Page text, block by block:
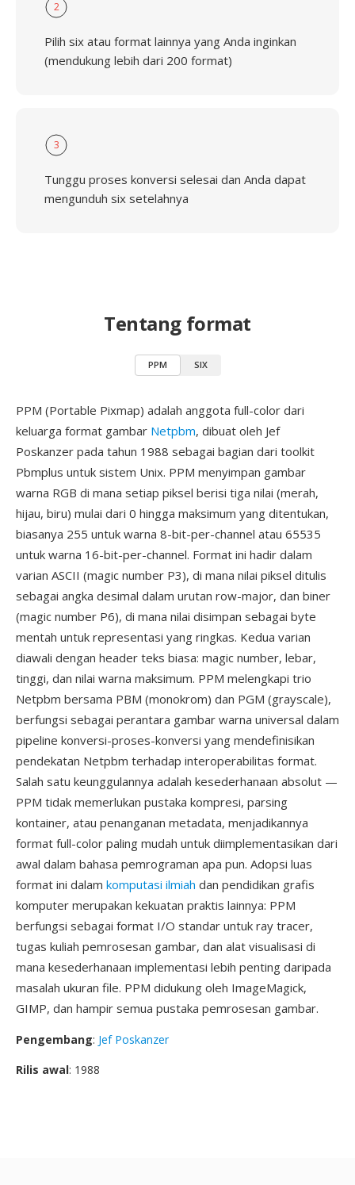
2
Pilih six atau format lainnya yang Anda inginkan
(mendukung lebih dari 200 format)
3
Tunggu proses konversi selesai dan Anda dapat
mengunduh six setelahnya
Tentang format
PPM SIX
PPM (Portable Pixmap) adalah anggota full-color dari
keluarga format gambar Netpbm, dibuat oleh Jef
Poskanzer pada tahun 1988 sebagai bagian dari toolkit
Pbmplus untuk sistem Unix. PPM menyimpan gambar
warna RGB di mana setiap piksel berisi tiga nilai (merah,
hijau, biru) mulai dari 0 hingga maksimum yang ditentukan,
biasanya 255 untuk warna 8-bit-per-channel atau 65535
untuk warna 16-bit-per-channel. Format ini hadir dalam
varian ASCII (magic number P3), di mana nilai piksel ditulis
sebagai angka desimal dalam urutan row-major, dan biner
(magic number P6), di mana nilai disimpan sebagai byte
mentah untuk representasi yang ringkas. Kedua varian
diawali dengan header teks biasa: magic number, lebar,
tinggi, dan nilai warna maksimum. PPM melengkapi trio
Netpbm bersama PBM (monokrom) dan PGM (grayscale),
berfungsi sebagai perantara gambar warna universal dalam
pipeline konversi-proses-konversi yang mendefinisikan
pendekatan Netpbm terhadap interoperabilitas format.
Salah satu keunggulannya adalah kesederhanaan absolut —
PPM tidak memerlukan pustaka kompresi, parsing
kontainer, atau penanganan metadata, menjadikannya
format full-color paling mudah untuk diimplementasikan dari
awal dalam bahasa pemrograman apa pun. Adopsi luas
format ini dalam komputasi ilmiah dan pendidikan grafis
komputer merupakan kekuatan praktis lainnya: PPM
berfungsi sebagai format I/O standar untuk ray tracer,
tugas kuliah pemrosesan gambar, dan alat visualisasi di
mana kesederhanaan implementasi lebih penting daripada
masalah ukuran file. PPM didukung oleh ImageMagick,
GIMP, dan hampir semua pustaka pemrosesan gambar.
Pengembang: Jef Poskanzer
Rilis awal: 1988